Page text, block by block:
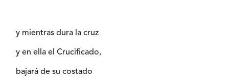
y mientras dura la cruz
y en ella el Crucificado,
bajará de su costado